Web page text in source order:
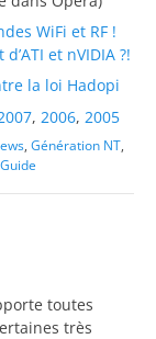
WiFi et RF !
et nVIDIA ?!
la loi Hadopi
, 2006, 2005
, Génération NT,
toutes
très